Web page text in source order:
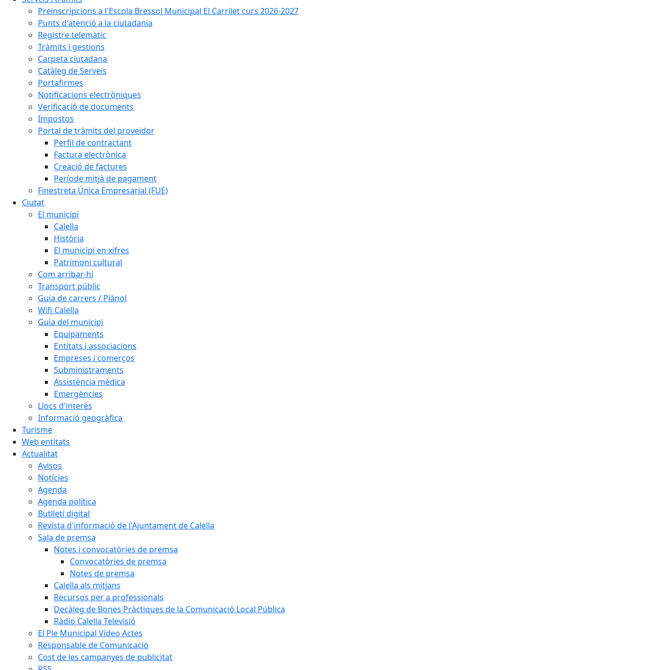
Preinscripcions a l'Escola Bressol Municipal El Carrilet curs 2026-2027
Punts d'atenció a la ciutadania
Registre telemàtic
Tràmits i gestions
Carpeta ciutadana
Catàleg de Serveis
Portafirmes
Notificacions electròniques
Verificació de documents
Impostos
Portal de tràmits del proveïdor
Perfil de contractant
Factura electrònica
Creació de factures
Període mitjà de pagament
Finestreta Única Empresarial (FUE)
Ciutat
El municipi
Calella
Història
El municipi en xifres
Patrimoni cultural
Com arribar-hi
Transport públic
Guia de carrers / Plànol
Wifi Calella
Guia del municipi
Equipaments
Entitats i associacions
Empreses i comerços
Subministraments
Assistència mèdica
Emergències
Llocs d'interès
Informació geogràfica
Turisme
Web entitats
Actualitat
Avisos
Notícies
Agenda
Agenda política
Butlletí digital
Revista d'informació de l'Ajuntament de Calella
Sala de premsa
Notes i convocatòries de premsa
Convocatòries de premsa
Notes de premsa
Calella als mitjans
Recursos per a professionals
Decàleg de Bones Pràctiques de la Comunicació Local Pública
Ràdio Calella Televisió
El Ple Municipal Vídeo Actes
Responsable de Comunicació
Cost de les campanyes de publicitat